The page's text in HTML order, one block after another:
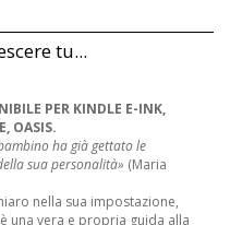
tu...
PER KINDLE E-INK,
OASIS.
ha già gettato le
sua personalità» (Maria
nella sua impostazione,
una vera e propria guida alla